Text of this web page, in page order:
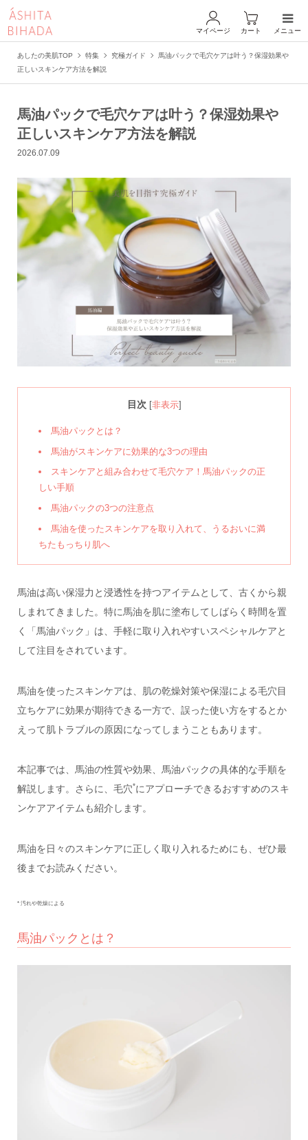
マイページ カート メニュー
あしたの美肌TOP 特集 究極ガイド
馬油パックで毛穴ケアは叶う？保湿効果や
正しいスキンケア方法を解説
馬油パックで毛穴ケアは叶う？保湿効果や
正しいスキンケア方法を解説
2026.07.09
目次 [非表示]
馬油パックとは？
馬油がスキンケアに効果的な3つの理由
スキンケアと組み合わせて毛穴ケア！馬油パックの正
しい手順
馬油パックの3つの注意点
馬油を使ったスキンケアを取り入れて、うるおいに満
ちたもっちり肌へ
馬油は高い保湿力と浸透性を持つアイテムとして、古くから親
しまれてきました。特に馬油を肌に塗布してしばらく時間を置
く「馬油パック」は、手軽に取り入れやすいスペシャルケアと
して注目をされています。
馬油を使ったスキンケアは、肌の乾燥対策や保湿による毛穴目
立ちケアに効果が期待できる一方で、誤った使い方をするとか
えって肌トラブルの原因になってしまうこともあります。
本記事では、馬油の性質や効果、馬油パックの具体的な手順を
解説します。さらに、毛穴*にアプローチできるおすすめのスキ
ンケアアイテムも紹介します。
馬油を日々のスキンケアに正しく取り入れるためにも、ぜひ最
後までお読みください。
* 汚れや乾燥による
馬油パックとは？